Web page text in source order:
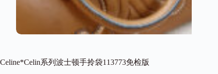
Celine*Celin系列波士顿手拎袋113773免检版